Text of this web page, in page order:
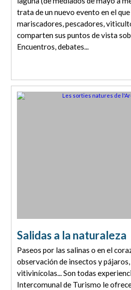
trata de un nuevo evento en el
mariscadores, pescadores,
comparten sus puntos de vista
Encuentros, debates...
Salidas a la naturaleza
Paseos por las salinas o en el
observación de insectos y
vitivinícolas... Son todas
Intercomunal de Turismo le